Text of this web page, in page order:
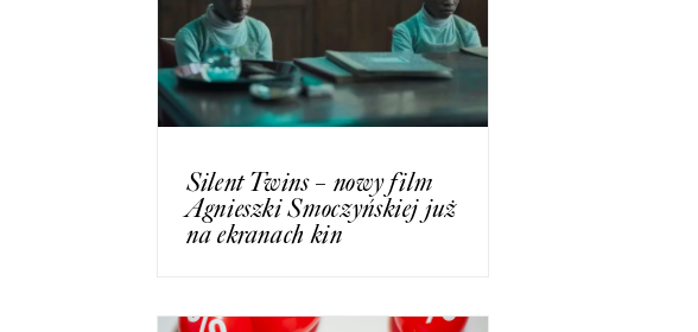
Silent Twins – nowy film
Agnieszki Smoczyńskiej już
na ekranach kin